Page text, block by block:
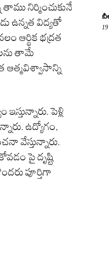
నిర్మించుకునే
ఉన్నత విద్యతో
ఆర్థిక భద్రత
తామే
ఆత్మవిశ్వాసాన్ని
పెళ్లి
ఉద్యోగం,
వేస్తున్నారు.
పై దృష్టి
పూర్తిగా